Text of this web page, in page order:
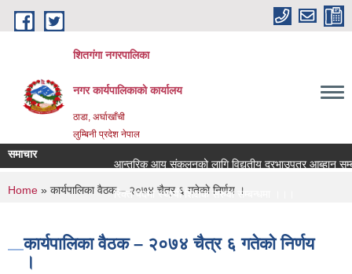
Skip to main content
शितगंगा नगरपालिका
नगर कार्यपालिकाकाे कार्यालय
ठाडा, अर्घाखाँची
लुम्बिनी प्रदेश नेपाल
समाचार
आन्तरिक आय संकलनको लागि विद्युतीय दरभाउपत्र आब्हान
रिक्त पदमा स्थायी शिक्षक सरुवा सम्बन्धमा ।।।
You are here
Home » कार्यपालिका वैठक – २०७४ चैत्र ६ गतेकाे निर्णय ।
कार्यपालिका वैठक – २०७४ चैत्र ६ गतेकाे निर्णय
।